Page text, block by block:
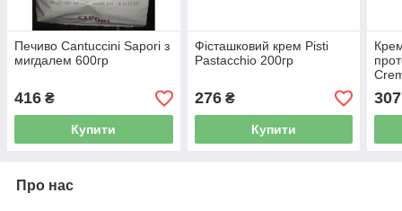
Печиво Сantuccini Sapori з
мигдалем 600гр
416 ₴
Купити
Фісташковий крем Pisti
Pastacchio 200гр
276₴
Купити
307
Про нас